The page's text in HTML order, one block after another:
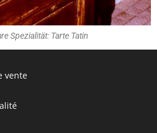
Spezialität: Tarte Tatin
vente